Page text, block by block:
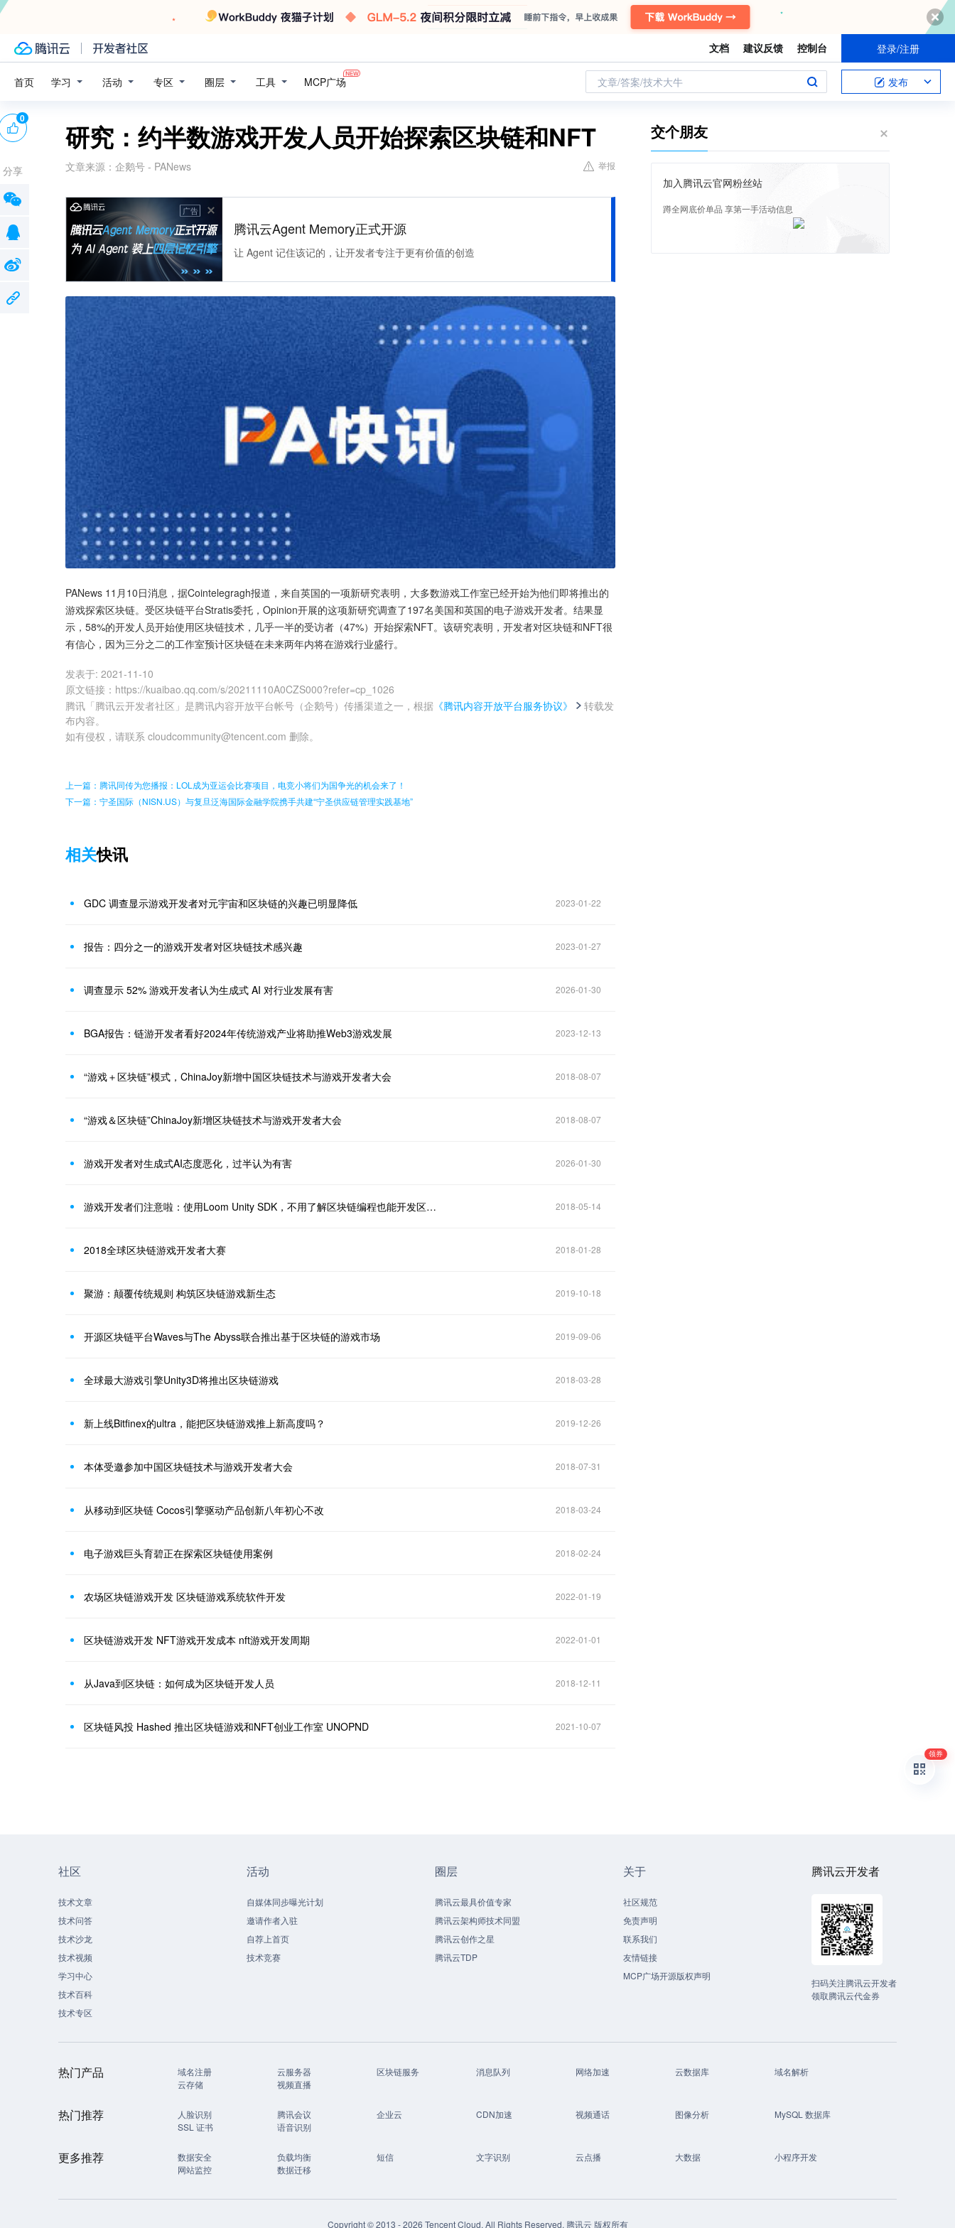
文档 建议反馈 控制台 登录/注册
首页 学习 活动 专区 圈层 工具 MCP广场 文章/答案/技术大牛 发布
研究：约半数游戏开发人员开始探索区块链和NFT
文章来源： 企鹅号 - PANews 举报
广告
腾讯云Agent Memory正式开源
让 Agent 记住该记的，让开发者专注于更有价值的创造
PANews 11月10日消息，据Cointelegragh报道，来自英国的一项新研究表明，大多数游戏工作室已经开始为他们即将推出的
游戏探索区块链。受区块链平台Stratis委托，Opinion开展的这项新研究调查了197名美国和英国的电子游戏开发者。结果显
示，58%的开发人员开始使用区块链技术，几乎一半的受访者（47%）开始探索NFT。该研究表明，开发者对区块链和NFT很
有信心，因为三分之二的工作室预计区块链在未来两年内将在游戏行业盛行。
发表于: 2021-11-10
原文链接 ： https://kuaibao.qq.com/s/20211110A0CZS000?refer=cp_1026
腾讯「腾讯云开发者社区」是腾讯内容开放平台帐号（企鹅号）传播渠道之一，根据 《腾讯内容开放平台服务协议》
转载发
布内容。
如有侵权，请联系 cloudcommunity@tencent.com 删除。
0
分享
上一篇：腾讯同传为您播报：LOL成为亚运会比赛项目，电竞小将们为国争光的机会来了！
下一篇：宁圣国际（NISN.US）与复旦泛海国际金融学院携手共建“宁圣供应链管理实践基地”
相关快讯
GDC 调查显示游戏开发者对元宇宙和区块链的兴趣已明显降低 2023-01-22
报告：四分之一的游戏开发者对区块链技术感兴趣 2023-01-27
调查显示 52% 游戏开发者认为生成式 AI 对行业发展有害 2026-01-30
BGA报告：链游开发者看好2024年传统游戏产业将助推Web3游戏发展 2023-12-13
“游戏＋区块链”模式，ChinaJoy新增中国区块链技术与游戏开发者大会 2018-08-07
“游戏＆区块链”ChinaJoy新增区块链技术与游戏开发者大会 2018-08-07
游戏开发者对生成式AI态度恶化，过半认为有害 2026-01-30
游戏开发者们注意啦：使用Loom Unity SDK，不用了解区块链编程也能开发区块链游戏了 2018-05-14
2018全球区块链游戏开发者大赛 2018-01-28
聚游：颠覆传统规则 构筑区块链游戏新生态 2019-10-18
开源区块链平台Waves与The Abyss联合推出基于区块链的游戏市场 2019-09-06
全球最大游戏引擎Unity3D将推出区块链游戏 2018-03-28
新上线Bitfinex的ultra，能把区块链游戏推上新高度吗？ 2019-12-26
本体受邀参加中国区块链技术与游戏开发者大会 2018-07-31
从移动到区块链 Cocos引擎驱动产品创新八年初心不改 2018-03-24
电子游戏巨头育碧正在探索区块链使用案例 2018-02-24
农场区块链游戏开发 区块链游戏系统软件开发 2022-01-19
区块链游戏开发 NFT游戏开发成本 nft游戏开发周期 2022-01-01
从Java到区块链：如何成为区块链开发人员 2018-12-11
区块链风投 Hashed 推出区块链游戏和NFT创业工作室 UNOPND 2021-10-07
交个朋友
加入腾讯云官网粉丝站
蹲全网底价单品 享第一手活动信息
社区
技术文章
技术问答
技术沙龙
技术视频
学习中心
技术百科
技术专区
活动
自媒体同步曝光计划
邀请作者入驻
自荐上首页
技术竞赛
圈层
腾讯云最具价值专家
腾讯云架构师技术同盟
腾讯云创作之星
腾讯云TDP
关于
社区规范
免责声明
联系我们
友情链接
MCP广场开源版权声明
腾讯云开发者
扫码关注腾讯云开发者
领取腾讯云代金券
热门产品 域名注册 云服务器 区块链服务 消息队列 网络加速 云数据库
域名解析
云存储
视频直播
热门推荐 人脸识别 腾讯会议 企业云 CDN加速 视频通话 图像分析
MySQL 数据库
SSL 证书
语音识别
更多推荐 数据安全 负载均衡 短信 文字识别 云点播 大数据
小程序开发
网站监控
数据迁移
Copyright © 2013 -2026 Tencent Cloud. All Rights Reserved. 腾讯云 版权所有
领券